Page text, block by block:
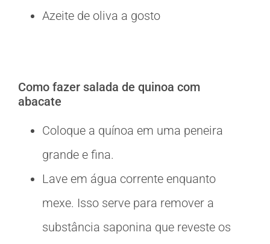
Azeite de oliva a gosto
Como fazer salada de quinoa com
abacate
Coloque a quínoa em uma peneira
grande e fina.
Lave em água corrente enquanto
mexe. Isso serve para remover a
substância saponina que reveste os